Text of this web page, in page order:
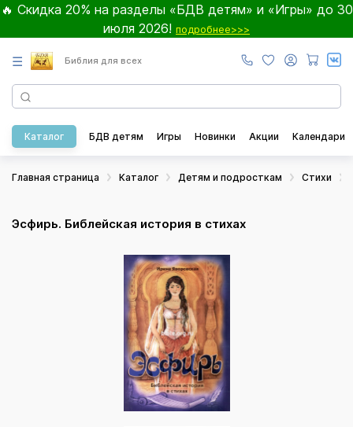
🔥 Скидка 20% на разделы «БДВ детям» и «Игры» до 30
июля 2026! подробнее>>>
☰ Библия для всех
Каталог БДВ детям Игры Новинки Акции Календари
Главная страница Каталог Детям и подросткам Стихи
Эсфирь. Библейская история в стихах